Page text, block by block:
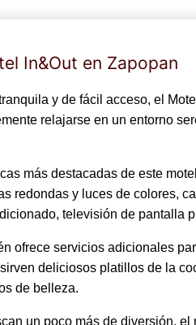
In&Out en Zapopan
y de fácil acceso, el
relajarse en un entorno
más destacadas de este
redondas y luces de colores,
televisión de pantalla
ofrece servicios adicionales
deliciosos platillos de la
de belleza.
un poco más de diversión,